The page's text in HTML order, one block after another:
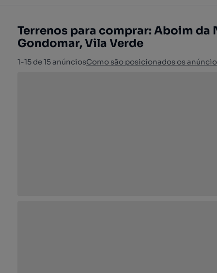
Terrenos para comprar: Aboim da
Gondomar, Vila Verde
1-15 de 15 anúnciosComo são posicionados os